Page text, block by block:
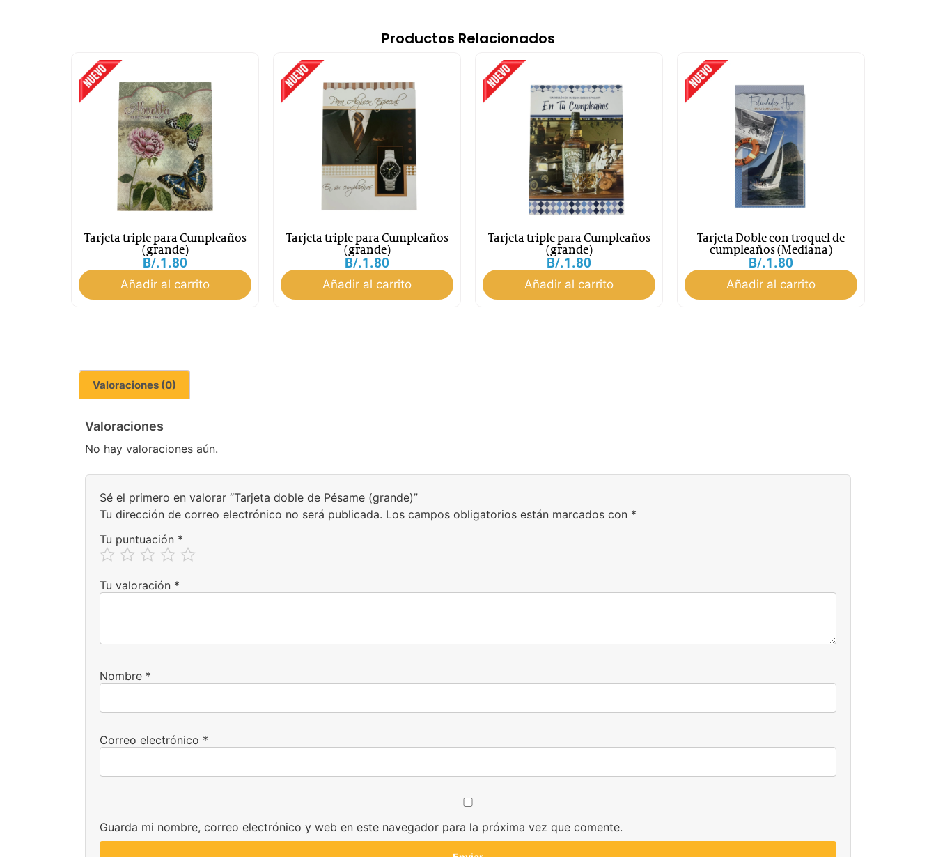
Productos Relacionados
Tarjeta triple para Cumpleaños
(grande)
B/.1.80
Añadir al carrito
Tarjeta triple para Cumpleaños
(grande)
B/.1.80
Añadir al carrito
Tarjeta triple para Cumpleaños
(grande)
B/.1.80
Añadir al carrito
Tarjeta Doble con troquel de
cumpleaños (Mediana)
B/.1.80
Añadir al carrito
Valoraciones (0)
Valoraciones
No hay valoraciones aún.
Sé el primero en valorar “Tarjeta doble de Pésame (grande)”
Tu dirección de correo electrónico no será publicada. Los campos obligatorios están marcados con *
Tu puntuación *
Tu valoración *
Nombre *
Correo electrónico *
Guarda mi nombre, correo electrónico y web en este navegador para la próxima vez que comente.